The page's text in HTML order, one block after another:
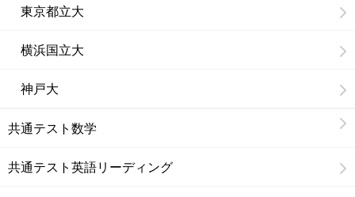
東京都立大
横浜国立大
神戸大
共通テスト数学
共通テスト英語リーディング